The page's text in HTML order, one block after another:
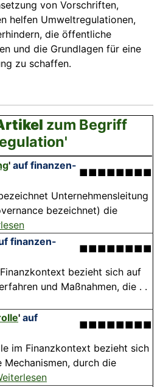
von Vorschriften,
helfen Umweltregulationen,
die öffentliche
und die Grundlagen für eine
zu schaffen.
zum Begriff
' auf finanzen-
■■■■■■■■
Unternehmensleitung
bezeichnet) die
finanzen-
■■■■■■■■
bezieht sich auf
und Maßnahmen, die . .
' auf
■■■■■■■■
im Finanzkontext bezieht sich
durch die